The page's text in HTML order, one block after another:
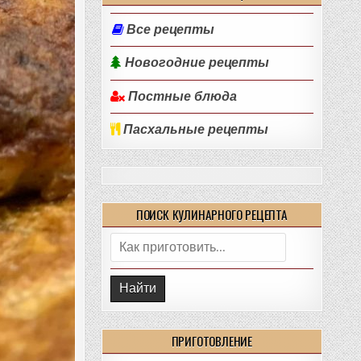
Все рецепты
Новогодние рецепты
Постные блюда
Пасхальные рецепты
ПОИСК КУЛИНАРНОГО РЕЦЕПТА
Поиск:
ПРИГОТОВЛЕНИЕ